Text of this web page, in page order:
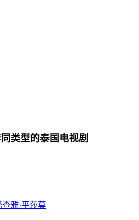
类型的泰国电视剧
查雅·平莎莫